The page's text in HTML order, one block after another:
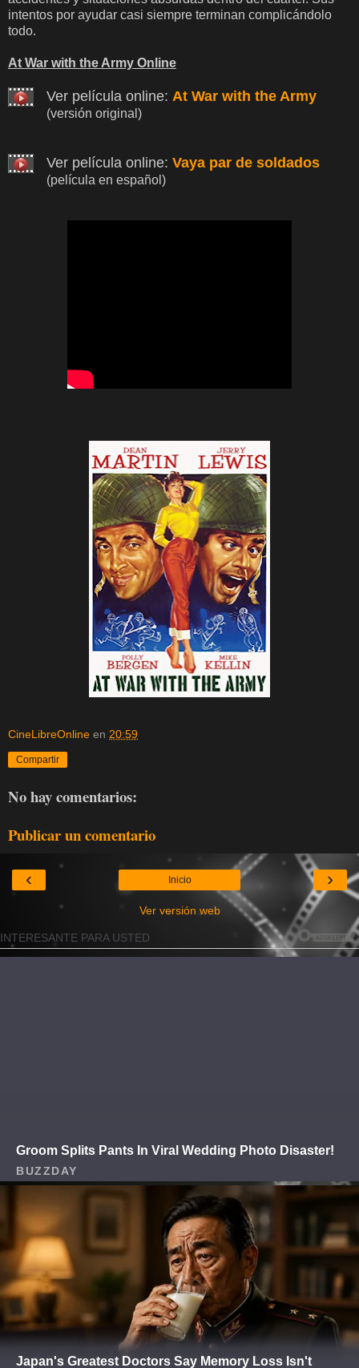
intentos por ayudar casi siempre terminan complicándolo
todo.
At War with the Army Online
Ver película online: At War with the Army
(versión original)
Ver película online: Vaya par de soldados
(película en español)
CineLibreOnline en 20:59
Compartir
No hay comentarios:
Publicar un comentario
‹ ›
Inicio
Ver versión web